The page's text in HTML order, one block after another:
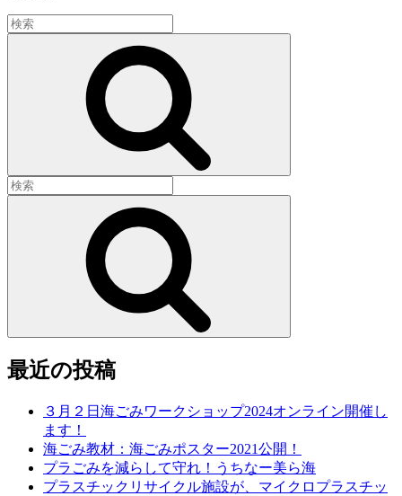
Search
for:
Search
for:
最近の投稿
３月２日海ごみワークショップ2024オンライン開催し
ます！
海ごみ教材：海ごみポスター2021公開！
プラごみを減らして守れ！うちなー美ら海
プラスチックリサイクル施設が、マイクロプラスチッ